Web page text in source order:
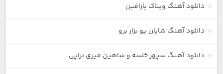
دانلود آهنگ ویناک پارافین
دانلود آهنگ شایان یو بزار برو
دانلود آهنگ سپهر خلسه و شاهین میری تراپی